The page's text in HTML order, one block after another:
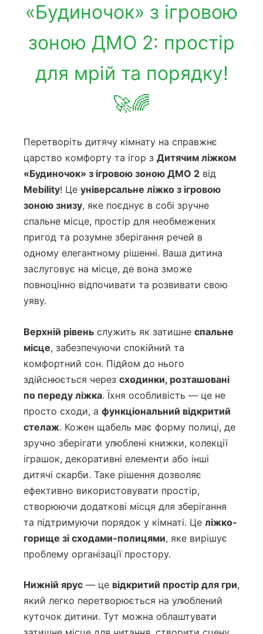
«Будиночок» з ігровою
зоною ДМО 2: простір
для мрій та порядку!
🚀🌈
Перетворіть дитячу кімнату на справжнє
царство комфорту та ігор з Дитячим ліжком
«Будиночок» з ігровою зоною ДМО 2 від
Mebility! Це універсальне ліжко з ігровою
зоною знизу, яке поєднує в собі зручне
спальне місце, простір для необмежених
пригод та розумне зберігання речей в
одному елегантному рішенні. Ваша дитина
заслуговує на місце, де вона зможе
повноцінно відпочивати та розвивати свою
уяву.
Верхній рівень служить як затишне спальне
місце, забезпечуючи спокійний та
комфортний сон. Підйом до нього
здійснюється через сходинки, розташовані
по переду ліжка. Їхня особливість — це не
просто сходи, а функціональний відкритий
стелаж. Кожен щабель має форму полиці, де
зручно зберігати улюблені книжки, колекції
іграшок, декоративні елементи або інші
дитячі скарби. Таке рішення дозволяє
ефективно використовувати простір,
створюючи додаткові місця для зберігання
та підтримуючи порядок у кімнаті. Це ліжко-
горище зі сходами-полицями, яке вирішує
проблему організації простору.
Нижній ярус — це відкритий простір для гри,
який легко перетворюється на улюблений
куточок дитини. Тут можна облаштувати